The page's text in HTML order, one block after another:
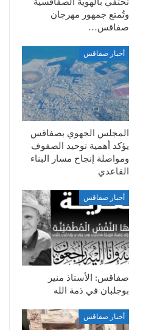
تحتفي بالهوية الصفاقسية
وتُمتع جمهور مهرجان
صفاقس…
أخبار صفاقس
المجلس الجهوي بصفاقس
يؤكد أهمية توحيد الصفوف
ومواصلة إنجاح مسار البناء
القاعدي
أخبار صفاقس
صفاقس: الأستاذ منير
بوجلبان في ذمة الله
أخبار صفاقس